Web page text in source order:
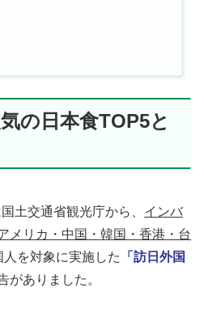
の日本食TOP5と
土交通省観光庁から、 インバ
メリカ・中国・韓国・香港・台
を対象に実施した
「訪日外国
がありました。